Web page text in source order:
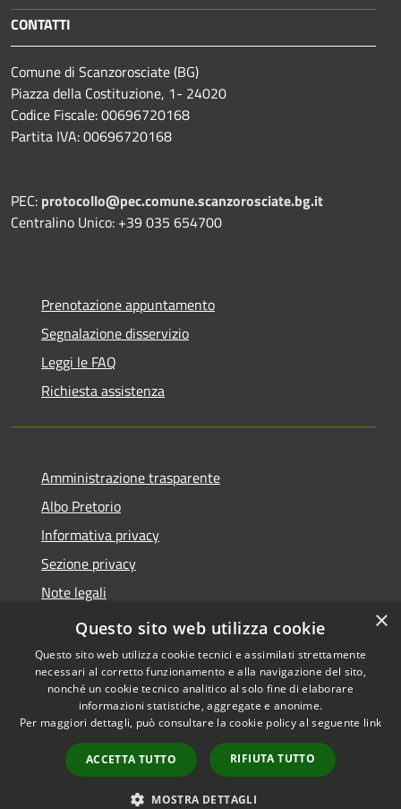
CONTATTI
Comune di Scanzorosciate (BG)
Piazza della Costituzione, 1- 24020
Codice Fiscale: 00696720168
Partita IVA: 00696720168
PEC: protocollo@pec.comune.scanzorosciate.bg.it
Centralino Unico: +39 035 654700
Prenotazione appuntamento
Segnalazione disservizio
Leggi le FAQ
Richiesta assistenza
Amministrazione trasparente
Albo Pretorio
Informativa privacy
Sezione privacy
Note legali
Dichiarazione di accessibilità
Accessibilità
Copyright © 2026 • Comune di
Scanzorosciate • Powered by
Municipium•
Accesso
redazione
×
Questo sito web utilizza cookie
Questo sito web utilizza cookie tecnici e assimilati strettamente
necessari al corretto funzionamento e alla navigazione del sito,
nonché un cookie tecnico analitico al solo fine di elaborare
informazioni statistiche, aggregate e anonime.
Per maggiori dettagli, può consultare la cookie policy al seguente link
ACCETTA TUTTO RIFIUTA TUTTO
MOSTRA DETTAGLI